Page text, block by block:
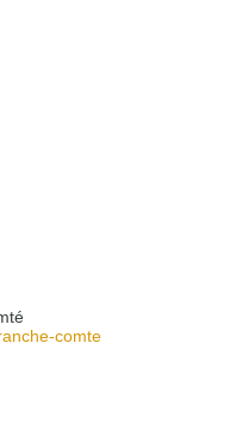
comte